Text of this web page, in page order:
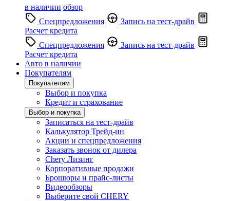
в наличии обзор
Спецпредложения
Запись на тест-драйв
Расчет кредита
Спецпредложения
Запись на тест-драйв
Расчет кредита
Авто в наличии
Покупателям
Покупателям
Выбор и покупка
Кредит и страхование
Выбор и покупка
Записаться на тест-драйв
Калькулятор Трейд-ин
Акции и спецпредложения
Заказать звонок от дилера
Chery Лизинг
Корпоративные продажи
Брошюры и прайс-листы
Видеообзоры
Выберите свой CHERY